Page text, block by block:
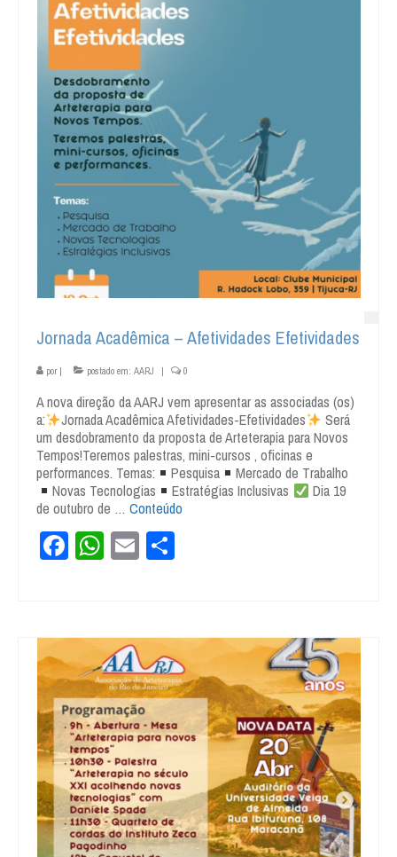
Jornada Acadêmica – Afetividades Efetividades
por | postado em: AARJ | 0
A nova direção da AARJ vem apresentar as associadas (os)
a:
Jornada Acadêmica Afetividades-Efetividades
Será
um desdobramento da proposta de Arteterapia para Novos
Tempos!Teremos palestras, mini-cursos , oficinas e
performances. Temas:
Pesquisa
Mercado de Trabalho
Novas Tecnologias
Estratégias Inclusivas
Dia 19
de outubro de … Conteúdo
Facebook
WhatsApp
Email